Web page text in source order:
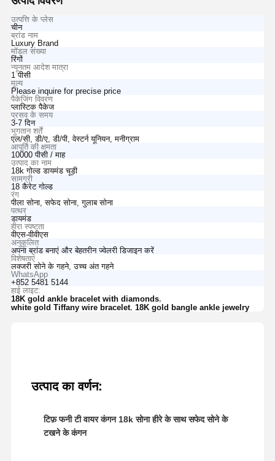
उत्पत्ति के प्लेस
चीन
ब्रांड नाम
Luxury Brand
मॉडल संख्या
रिंगों
न्यूनतम आदेश मात्रा
1 पीसी
मूल्य
Please inquire for precise price
पैकेजिंग विवरण
प्लास्टिक पैकेज
प्रसव के समय
3-7 दिन
भुगतान शर्तें
एल/सी, डी/ए, डी/पी, वेस्टर्न यूनियन, मनीग्राम
आपूर्ति की क्षमता
10000 पीसी / माह
उत्पाद का नाम
18k गोल्ड डायमंड चूड़ी
सामग्री
18 कैरेट गोल्ड
रंग
पीला सोना, सफेद सोना, गुलाब सोना
पत्थर
डायमंड
हीरा स्पष्टता
वीएस-वीवीएस
अनुकूलित
अपना ब्रांड बनाएं और बेहतरीन ज्वेलरी डिजाइन करें
विशेषताएं
लक्जरी सोने के गहने, उच्च अंत गहने
WhatsApp
+852 5481 5144
हाई लाइट:
18K gold ankle bracelet with diamonds,
white gold Tiffany wire bracelet, 18K gold bangle ankle jewelry
उत्पाद का वर्णन:
टिफ़ फनी टी वायर कंगन 18k सोना हीरे के साथ सफेद सोने के
टखने के कंगन